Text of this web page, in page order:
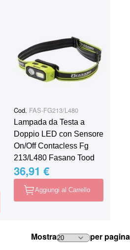
Cod. FAS-FG213/L480
Lampada da Testa a
Doppio LED con Sensore
On/Off Contacless Fg
213/L480 Fasano Tood
36,91 €
Aggiungi al Carrello
Mostra per pagina